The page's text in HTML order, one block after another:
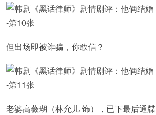
但出场即被诈骗，你敢信？
老婆高薇瑚（林允儿 饰），已下最后通牒